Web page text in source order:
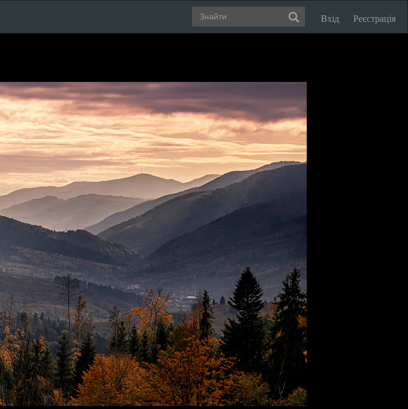
Вхід Реєстрація